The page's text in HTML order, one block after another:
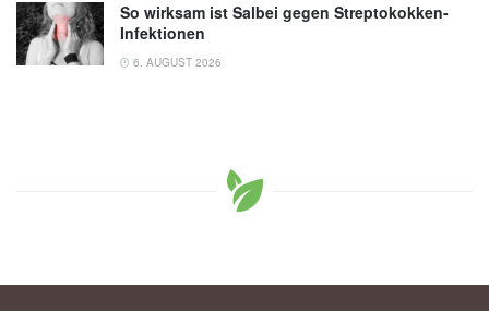
So wirksam ist Salbei gegen Streptokokken-
Infektionen
6. AUGUST 2026